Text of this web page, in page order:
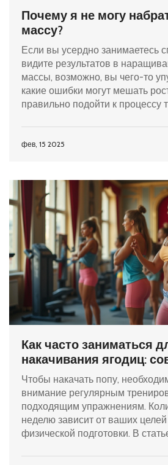
Почему я не могу
массу?
Если вы усердно занимаетесь
видите результатов в
массы, возможно, вы чего-то
какие ошибки могут мешать
правильно подойти к процессу
Понимание этих аспектов
фев, 15 2025
Как часто заниматься
накачивания ягодиц:
Чтобы накачать попу,
внимание регулярным
подходящим упражнениям.
неделю зависит от ваших
физической подготовки. В
тренировочный график. Вы